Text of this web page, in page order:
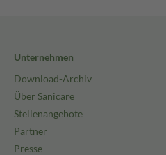
Unternehmen
Download-Archiv
Über Sanicare
Stellenangebote
Partner
Presse